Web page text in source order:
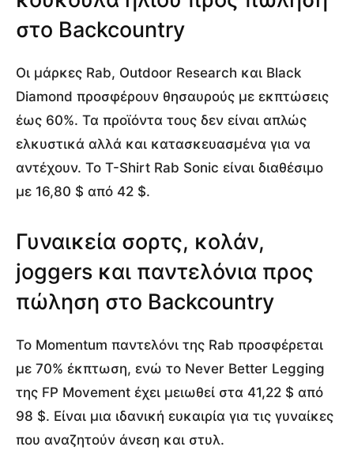
στο Backcountry
Οι μάρκες Rab, Outdoor Research και Black
Diamond προσφέρουν θησαυρούς με εκπτώσεις
έως 60%. Τα προϊόντα τους δεν είναι απλώς
ελκυστικά αλλά και κατασκευασμένα για να
αντέχουν. Το T-Shirt Rab Sonic είναι διαθέσιμο
με 16,80 $ από 42 $.
Γυναικεία σορτς, κολάν,
joggers και παντελόνια προς
πώληση στο Backcountry
Το Momentum παντελόνι της Rab προσφέρεται
με 70% έκπτωση, ενώ το Never Better Legging
της FP Movement έχει μειωθεί στα 41,22 $ από
98 $. Είναι μια ιδανική ευκαιρία για τις γυναίκες
που αναζητούν άνεση και στυλ.